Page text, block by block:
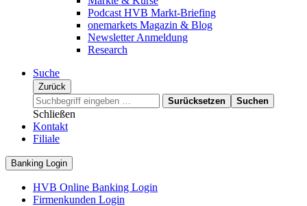
Podcast HVB Markt-Briefing
onemarkets Magazin & Blog
Newsletter Anmeldung
Research
Suche
Zurück
Surücksetzen
Suchen
Schließen
Kontakt
Filiale
Banking Login
HVB Online Banking Login
Firmenkunden Login